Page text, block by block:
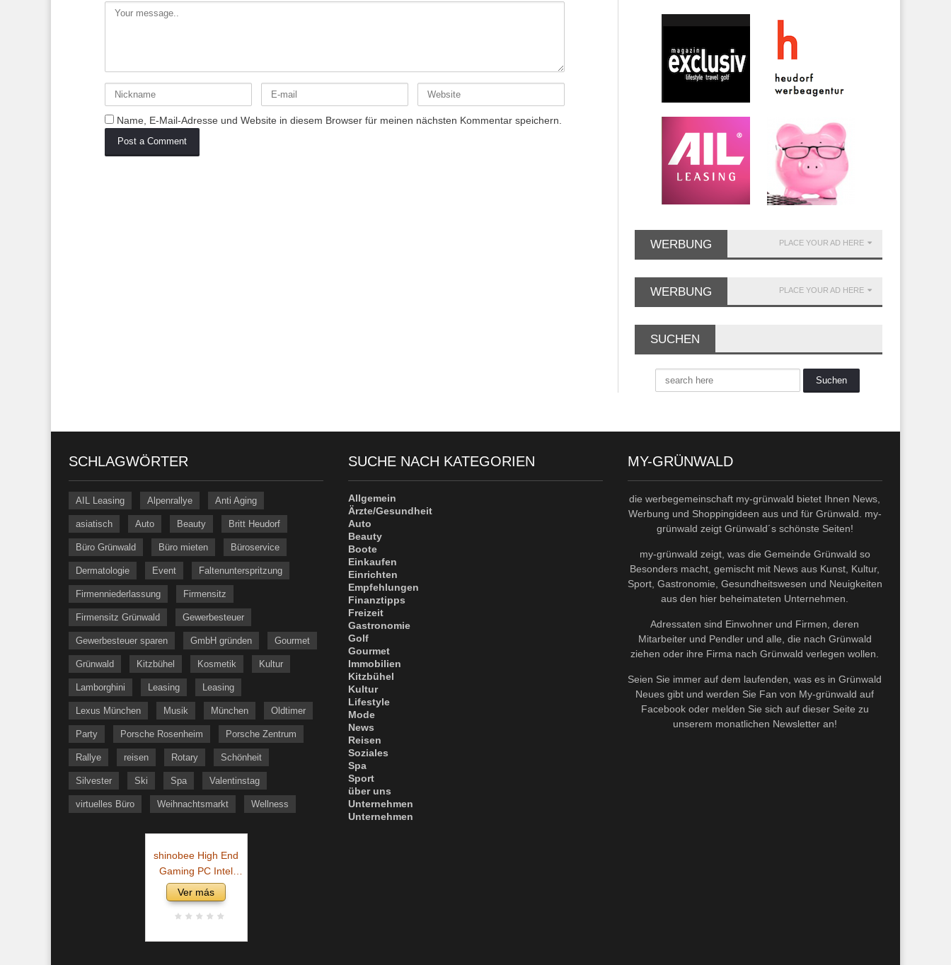
Name, E-Mail-Adresse und Website in diesem Browser für meinen nächsten Kommentar speichern.
WERBUNG PLACE YOUR AD HERE
WERBUNG PLACE YOUR AD HERE
SUCHEN
SCHLAGWÖRTER
AIL Leasing Alpenrallye Anti Aging
asiatisch Auto Beauty Britt Heudorf
Büro Grünwald Büro mieten Büroservice
Dermatologie Event Faltenunterspritzung
Firmenniederlassung Firmensitz
Firmensitz Grünwald Gewerbesteuer
Gewerbesteuer sparen GmbH gründen Gourmet
Grünwald Kitzbühel Kosmetik Kultur
Lamborghini Leasing Leasing
Lexus München Musik München Oldtimer
Party Porsche Rosenheim Porsche Zentrum
Rallye reisen Rotary Schönheit
Silvester Ski Spa Valentinstag
virtuelles Büro Weihnachtsmarkt Wellness
SUCHE NACH KATEGORIEN
Allgemein
Ärzte/Gesundheit
Auto
Beauty
Boote
Einkaufen
Einrichten
Empfehlungen
Finanztipps
Freizeit
Gastronomie
Golf
Gourmet
Immobilien
Kitzbühel
Kultur
Lifestyle
Mode
News
Reisen
Soziales
Spa
Sport
über uns
Unternehmen
Unternehmen
MY-GRÜNWALD
die werbegemeinschaft my-grünwald bietet Ihnen News,
Werbung und Shoppingideen aus und für Grünwald. my-
grünwald zeigt Grünwald´s schönste Seiten!
my-grünwald zeigt, was die Gemeinde Grünwald so
Besonders macht, gemischt mit News aus Kunst, Kultur,
Sport, Gastronomie, Gesundheitswesen und Neuigkeiten
aus den hier beheimateten Unternehmen.
Adressaten sind Einwohner und Firmen, deren
Mitarbeiter und Pendler und alle, die nach Grünwald
ziehen oder ihre Firma nach Grünwald verlegen wollen.
Seien Sie immer auf dem laufenden, was es in Grünwald
Neues gibt und werden Sie Fan von My-grünwald auf
Facebook oder melden Sie sich auf dieser Seite zu
unserem monatlichen Newsletter an!
shinobee High End
Gaming PC Intel
Core i9 11900KF 16
Threads 5.30GHz •
GeForce RTX4060 8
Ver más